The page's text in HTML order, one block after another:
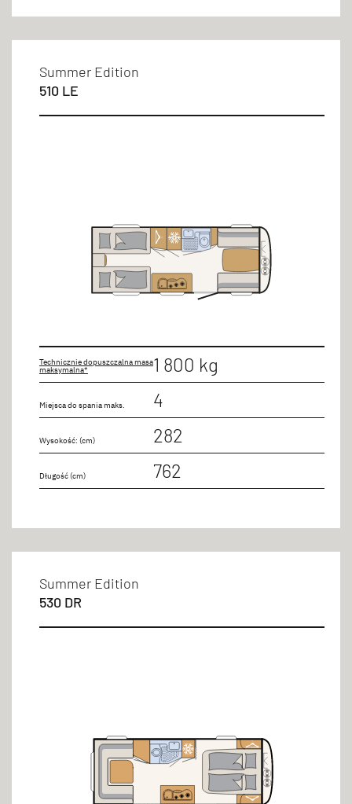
Summer Edition
510 LE
Technicznie dopuszczalna masa
maksymalna* 1 800 kg
Miejsca do spania maks. 4
Wysokość: (cm) 282
Długość (cm) 762
Summer Edition
530 DR